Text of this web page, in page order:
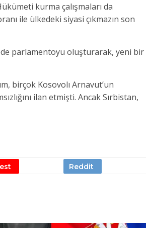
kurma çalışmaları da
ile ülkedeki siyasi çıkmazın son
parlamentoyu oluşturarak, yeni bir
birçok Kosovolı Arnavut’un
ilan etmişti. Ancak Sırbistan,